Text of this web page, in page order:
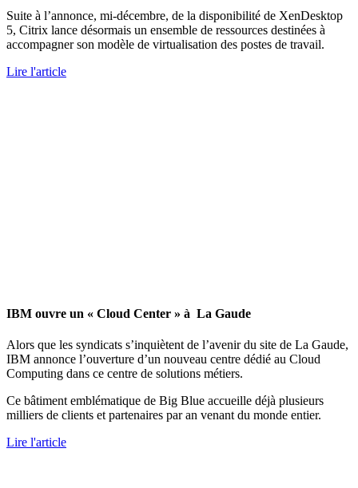
Suite à l’annonce, mi-décembre, de la disponibilité de XenDesktop
5, Citrix lance désormais un ensemble de ressources destinées à
accompagner son modèle de virtualisation des postes de travail.
Lire l'article
IBM ouvre un « Cloud Center » à La Gaude
Alors que les syndicats s’inquiètent de l’avenir du site de La Gaude,
IBM annonce l’ouverture d’un nouveau centre dédié au Cloud
Computing dans ce centre de solutions métiers.
Ce bâtiment emblématique de Big Blue accueille déjà plusieurs
milliers de clients et partenaires par an venant du monde entier.
Lire l'article